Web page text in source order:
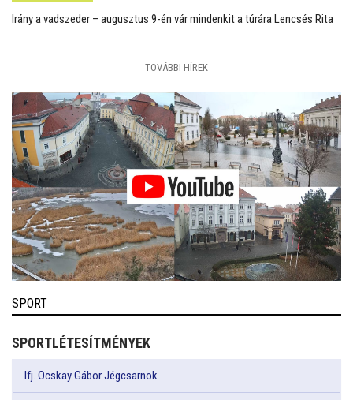
Irány a vadszeder – augusztus 9-én vár mindenkit a túrára Lencsés Rita
TOVÁBBI HÍREK
SPORT
SPORTLÉTESÍTMÉNYEK
Ifj. Ocskay Gábor Jégcsarnok